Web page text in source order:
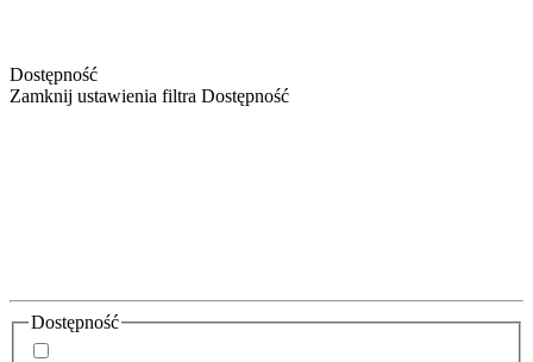
Dostępność
Zamknij ustawienia filtra Dostępność
Dostępność